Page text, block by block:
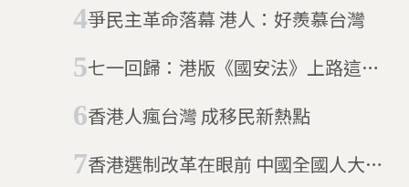
爭民主革命落幕 港人：好羨慕台灣
七一回歸：港版《國安法》上路這一
香港人瘋台灣 成移民新熱點
香港選制改革在眼前 中國全國人大揭